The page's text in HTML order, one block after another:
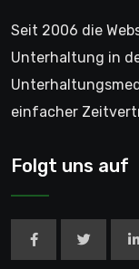
Seit 2006 die
Unterhaltung in
einfacher
Folgt uns auf